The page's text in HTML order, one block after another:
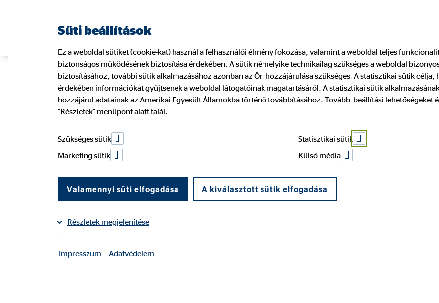
Fontos határidő közeledik,
körültekintőek!
Megosztás a LinkedIn
Süti beállítások
Ez a weboldal sütiket (cookie-kat) használ a felhasználói élmény fokozása, valamint a weboldal teljes
biztonságos működésének biztosítása érdekében. A sütik némelyike technikailag szükséges a weboldal
biztosításához, további sütik alkalmazásához azonban az Ön hozzájárulása szükséges. A statisztikai sütik célja,
érdekében információkat gyűjtsenek a weboldal látogatóinak magatartásáról. A statisztikai sütik
hozzájárul adatainak az Amerikai Egyesült Államokba történő továbbításához. További beállítási lehetőségeket
"Részletek" menüpont alatt talál.
Szükséges sütik
Statisztikai sütik
Marketing sütik
Külső média
Valamennyi süti elfogadása A kiválasztott sütik elfogadása
Részletek megjelenítése
Impresszum Adatvédelem